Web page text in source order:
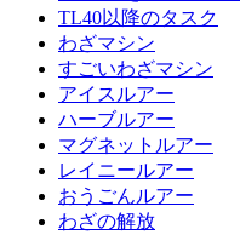
TL40以降のタスク
わざマシン
すごいわざマシン
アイスルアー
ハーブルアー
マグネットルアー
レイニールアー
おうごんルアー
わざの解放